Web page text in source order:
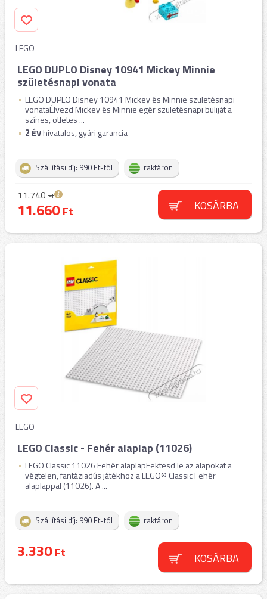
LEGO
LEGO DUPLO Disney 10941 Mickey Minnie
születésnapi vonata
LEGO DUPLO Disney 10941 Mickey és Minnie születésnapi
vonataÉlvezd Mickey és Minnie egér születésnapi buliját a
színes, ötletes ...
2 ÉVhivatalos, gyári garancia
Szállítási díj: 990 Ft-tól raktáron
11.740Ft
11.660Ft KOSÁRBA
LEGO
LEGO Classic - Fehér alaplap (11026)
LEGO Classic 11026 Fehér alaplapFektesd le az alapokat a
végtelen, fantáziadús játékhoz a LEGO® Classic Fehér
alaplappal (11026). A ...
Szállítási díj: 990 Ft-tól raktáron
3.330Ft KOSÁRBA